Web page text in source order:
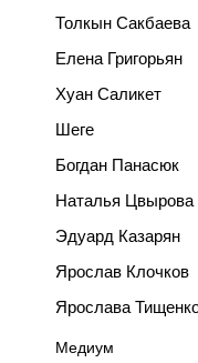
Толкын Сакбаева
Елена Григорьян
Хуан Саликет
Шеге
Богдан Панасюк
Наталья Цвырова
Эдуард Казарян
Ярослав Клочков
Ярослава
Медиум